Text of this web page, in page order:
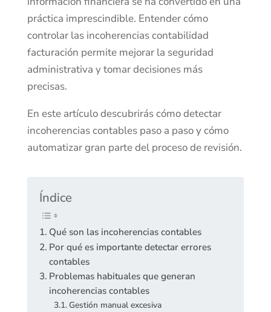
práctica imprescindible. Entender cómo
controlar las incoherencias contabilidad
facturación permite mejorar la seguridad
administrativa y tomar decisiones más
precisas.
En este artículo descubrirás cómo detectar
incoherencias contables paso a paso y cómo
automatizar gran parte del proceso de revisión.
Índice
Qué son las incoherencias contables
Por qué es importante detectar errores
contables
Problemas habituales que generan
incoherencias contables
Gestión manual excesiva